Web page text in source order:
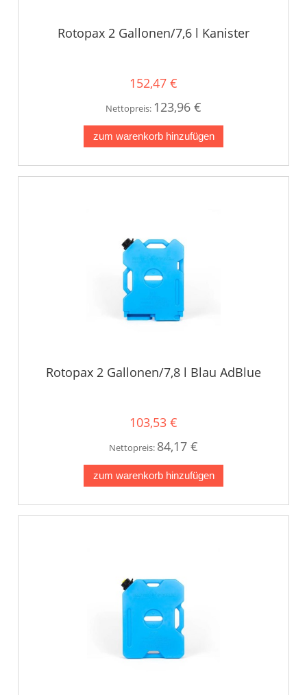
Rotopax 2 Gallonen/7,6 l Kanister
152,47 €
Nettopreis: 123,96 €
zum warenkorb hinzufügen
Rotopax 2 Gallonen/7,8 l Blau AdBlue
103,53 €
Nettopreis: 84,17 €
zum warenkorb hinzufügen